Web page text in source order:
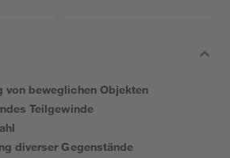
von beweglichen Objekten
Teilgewinde
diverser Gegenstände